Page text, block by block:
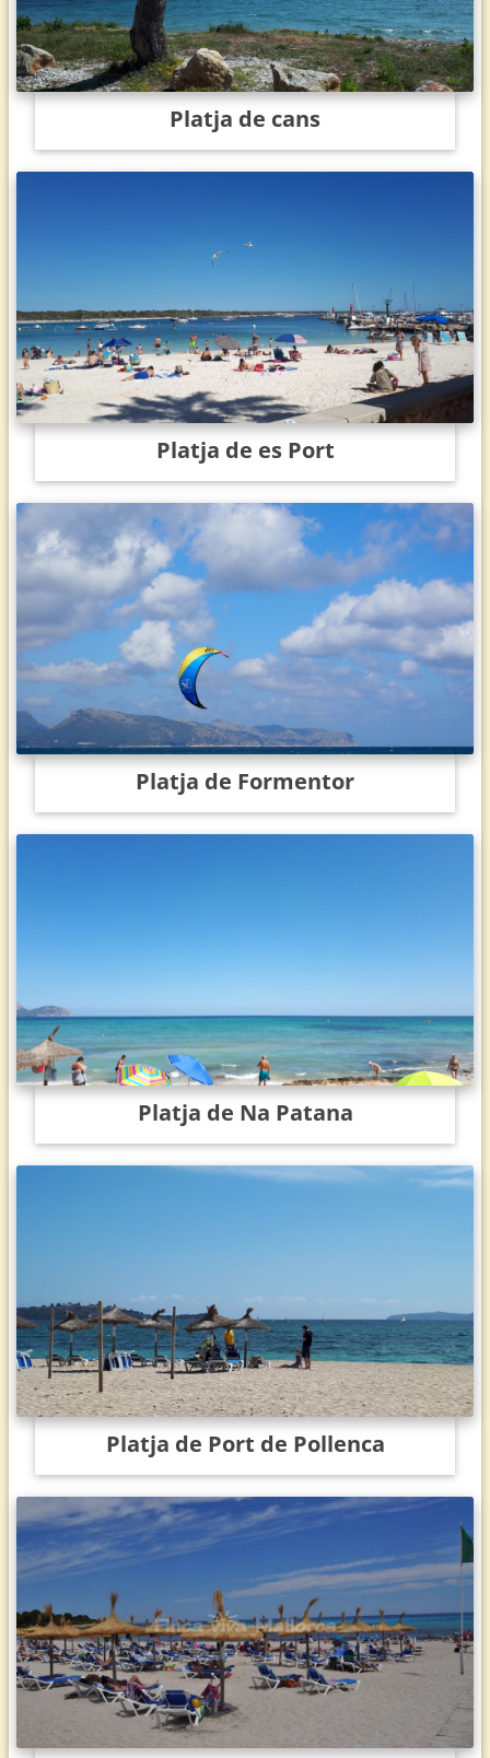
Platja de cans
Platja de es Port
Platja de Formentor
Platja de Na Patana
Platja de Port de Pollenca